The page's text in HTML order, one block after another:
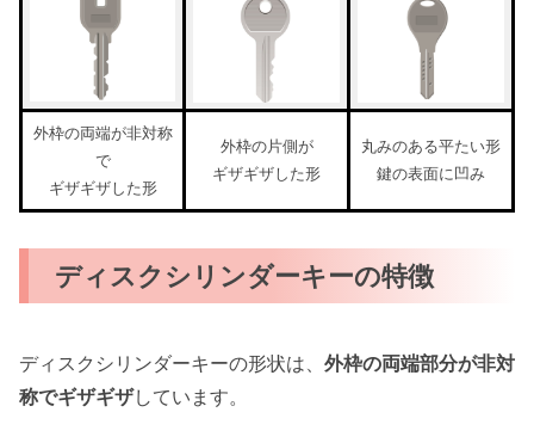
外枠の両端が非対称
で
ギザギザした形
外枠の片側が
ギザギザした形
丸みのある平たい形
鍵の表面に凹み
ディスクシリンダーキーの特徴
ディスクシリンダーキーの形状は、 外枠の両端部分が非対
称でギザギザしています。